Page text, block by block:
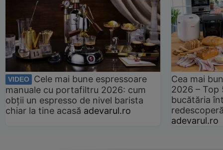
VIDEO
Cele mai bune espressoare
manuale cu portafiltru 2026: cum
obții un espresso de nivel barista
chiar la tine acasă adevarul.ro
Cea mai
2026 –
bucătăria
adevarul.ro